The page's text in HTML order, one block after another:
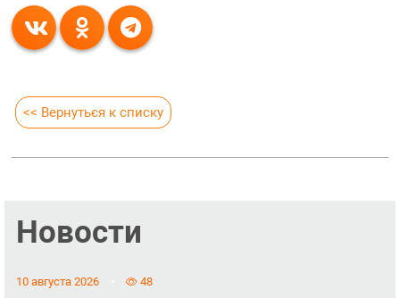
<< Вернуться к списку
Новости
10 августа 2026 48